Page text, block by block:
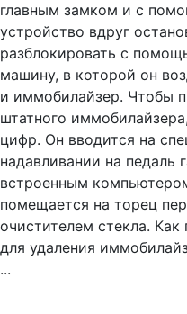
главным замком и с
устройство вдруг
разблокировать с
машину, в которой он
и иммобилайзер. Чтобы
штатного
цифр. Он вводится на
надавливании на педаль
встроенным
помещается на торец
очистителем стекла.
для удаления
...